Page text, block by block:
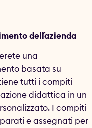
dell´azienda
una
basata su
tutti i compiti
didattica in un
I compiti
e assegnati per